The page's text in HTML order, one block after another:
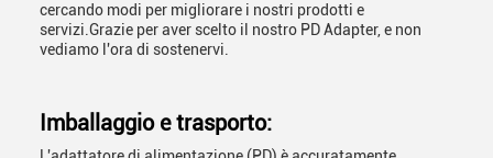
cercando modi per migliorare i nostri prodotti e
servizi.Grazie per aver scelto il nostro PD Adapter, e non
vediamo l'ora di sostenervi.
Imballaggio e trasporto: